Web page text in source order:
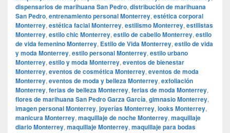
dispensarios de marihuana San Pedro, distribución de marihuana
San Pedro, entrenamiento personal Monterrey, estética corporal
Monterrey, estética facial Monterrey, estilismo Monterrey, estilistas
Monterrey, estilo chic Monterrey, estilo de cabello Monterrey, estilo
de vida femenino Monterrey, Estilo de Vida Monterrey, estilo de vida
y moda Monterrey, estilo personal Monterrey, estilo urbano
Monterrey, estilo y moda Monterrey, eventos de bienestar
Monterrey, eventos de cosmética Monterrey, eventos de moda
Monterrey, eventos de moda y belleza Monterrey, exfoliación
Monterrey, ferias de belleza Monterrey, ferias de moda Monterrey,
flores de marihuana San Pedro Garza García, gimnasio Monterrey,
imagen personal Monterrey, joyerías Monterrey, looks Monterrey,
manicura Monterrey, maquillaje de noche Monterrey, maquillaje
diario Monterrey, maquillaje Monterrey, maquillaje para bodas